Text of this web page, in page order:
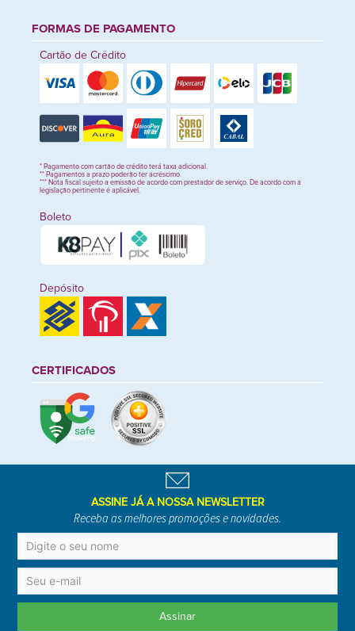
FORMAS DE PAGAMENTO
Cartão de Crédito
* Pagamento com cartão de crédito terá taxa adicional.
** Pagamentos a prazo poderão ter acréscimo.
*** Nota fiscal sujeito a emissão de acordo com prestador de serviço. De acordo com a
legislação pertinente é aplicável.
Boleto
Depósito
CERTIFICADOS
ASSINE JÁ A NOSSA NEWSLETTER
Receba as melhores promoções e novidades.
Assinar